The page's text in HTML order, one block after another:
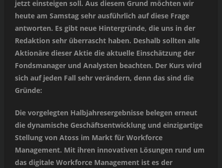
jetzt einsteigen soll. Aus diesem Grund möchten wir
heute am Samstag sehr ausführlich auf diese Frage
antworten. Es gibt neue Hintergründe, die uns in der
Redaktion sehr überrascht haben. Deshalb sollten alle
Aktionäre dieser Aktie die aktuelle Einschätzung der
Fondsmanager und Analysten beachten. Der Kurs wird
sich auf jeden Fall sehr verändern, denn das sind die
Gründe:
Die vorgelegten Halbjahresergebnisse belegen erneut
die dynamische Geschäftsentwicklung und einzigartige
Stellung von Atoss im Markt für Workforce
Management. Mit ihren innovativen Lösungen rund um
das digitale Workforce Management ist es der